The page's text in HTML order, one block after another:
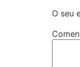
O seu